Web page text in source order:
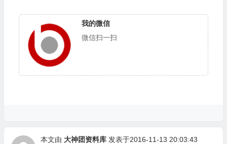
我的微信
微信扫一扫
本文由 大神团资料库 发表于2016-11-13 20:03:43